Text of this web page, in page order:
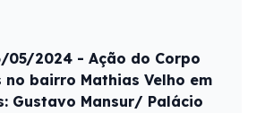
05/2024 - Ação do Corpo
no bairro Mathias Velho em
Gustavo Mansur/ Palácio